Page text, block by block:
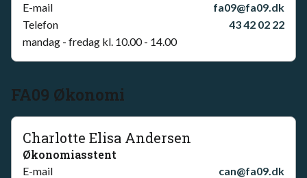
E-mail
fa09@fa09.dk
Telefon
43 42 02 22
mandag - fredag kl. 10.00 - 14.00
FA09 Økonomi
Charlotte Elisa Andersen
Økonomiasstent
E-mail
can@fa09.dk